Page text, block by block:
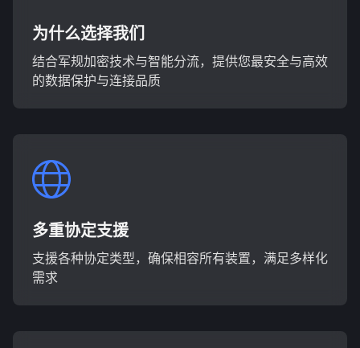
为什么选择我们
结合军规加密技术与智能分流，提供您最安全与高效
的数据保护与连接品质
多重协定支援
支援各种协定类型，确保相容所有装置，满足多样化
需求